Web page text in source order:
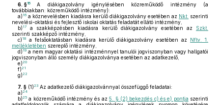
6. §15
A diákigazolvány igénylésében közreműködő intézmény (a
továbbiakban: közreműködő intézmény):
a) 16 a köznevelésben kiadásra kerülő diákigazolvány esetében az Nkt. szerinti
nevelési-oktatási és fejlesztő iskolai oktatás feladatát ellátó intézmény,
b) 17 a szakképzésben kiadásra kerülő diákigazolvány esetében az Szkt.
szerinti szakképző intézmény,
c) 18 a felsőoktatásban kiadásra kerülő diákigazolvány esetében az Nftv. 1.
mellékletében szereplő intézmény,
d) 19 a nem magyar oktatási intézménnyel tanulói jogviszonyban vagy hallgatói
jogviszonyban álló személy diákigazolványa esetében az adatkezelő,
e)20
f)21
g)22
7. § (1)23 Az adatkezelő diákigazolvánnyal összefüggő feladatai:
a)24
b)25 a közreműködő intézmény és az5. § (2) bekezdés c) és e) pontja szerinti